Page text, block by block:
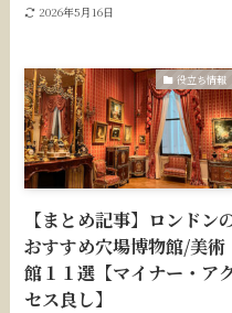
2026年5月16日
役立ち情報
【まとめ記事】ロンドン
おすすめ穴場博物館/美術
館１１選【マイナー・ア
セス良し】